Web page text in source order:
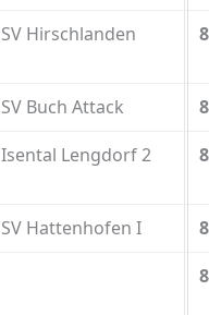
SV Hirschlanden
SV Buch Attack
Isental Lengdorf 2
SV Hattenhofen I